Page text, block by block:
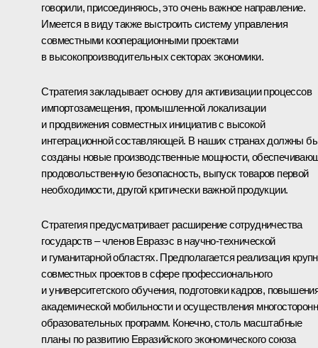
говорили, присоединяюсь, это очень важное направление.
Имеется в виду также выстроить систему управления
совместными кооперационными проектами
в высокопроизводительных секторах экономики.
Стратегия закладывает основу для активизации процессов
импортозамещения, промышленной локализации
и продвижения совместных инициатив с высокой
интеграционной составляющей. В наших странах должны
созданы новые производственные мощности,
продовольственную безопасность, выпуск товаров первой
необходимости, другой критически важной продукции.
Стратегия предусматривает расширение сотрудничества
государств – членов Евразэс в научно-технической
и гуманитарной областях. Предполагается реализация
совместных проектов в сфере профессионального
и университетского обучения, подготовки кадров,
академической мобильности и осуществления
образовательных программ. Конечно, столь масштабные
планы по развитию Евразийского экономического союза